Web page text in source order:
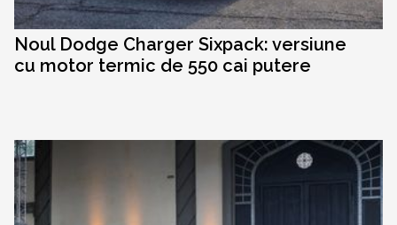
Noul Dodge Charger Sixpack: versiune
cu motor termic de 550 cai putere